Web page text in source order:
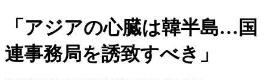
「アジアの心臓は韓半島…国
連事務局を誘致すべき」